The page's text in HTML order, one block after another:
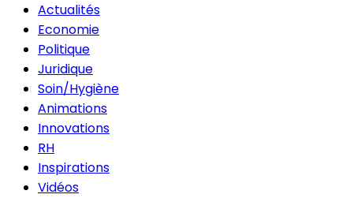
Actualités
Economie
Politique
Juridique
Soin/Hygiène
Animations
Innovations
RH
Inspirations
Vidéos